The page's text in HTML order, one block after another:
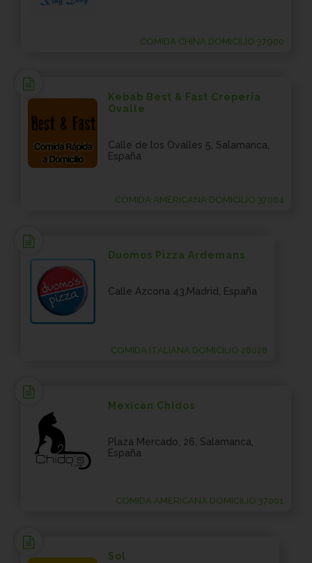
COMIDA CHINA DOMICILIO 37900
Kebab Best & Fast Crepería
Ovalle
Calle de los Ovalles 5, Salamanca,
España
COMIDA AMERICANA DOMICILIO 37004
Duomos Pizza Ardemans
Calle Azcona 43,Madrid, España
COMIDA ITALIANA DOMICILIO 28028
Mexican Chidos
Plaza Mercado, 26, Salamanca,
España
COMIDA AMERICANA DOMICILIO 37001
Sol